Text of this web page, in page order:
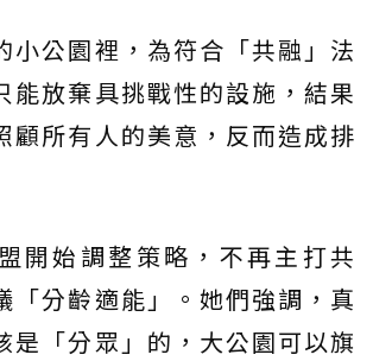
小公園裡，為符合「共融」法
能放棄具挑戰性的設施，結果
顧所有人的美意，反而造成排
開始調整策略，不再主打共
「分齡適能」。她們強調，真
是「分眾」的，大公園可以旗